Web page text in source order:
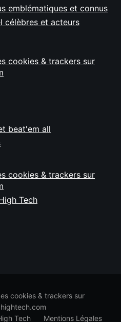
emblématiques et connus
célèbres et acteurs
cookies & trackers sur
beat'em all
cookies & trackers sur
Tech
cookies & trackers sur
Tech
Mentions Légales